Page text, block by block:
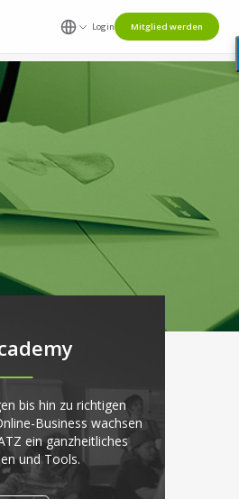
Login Mitglied werden
bis hin zu richtigen
Business wachsen
ein ganzheitliches
und Tools.